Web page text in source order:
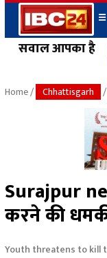
सवाल आपका है
☰
छत्तीसगढ़ न्यूज
उत्तर प्रदेश न्यूज
बिहार न्यूज
उत्तराखंड न्यूज
हिमाचल प्रदेश
हरियाणा न्यूज
Home/ Chhattisgarh /
Surajpur
करने की
Youth threatens to kill